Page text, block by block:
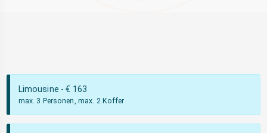
Limousine - € 163
max. 3 Personen, max. 2 Koffer